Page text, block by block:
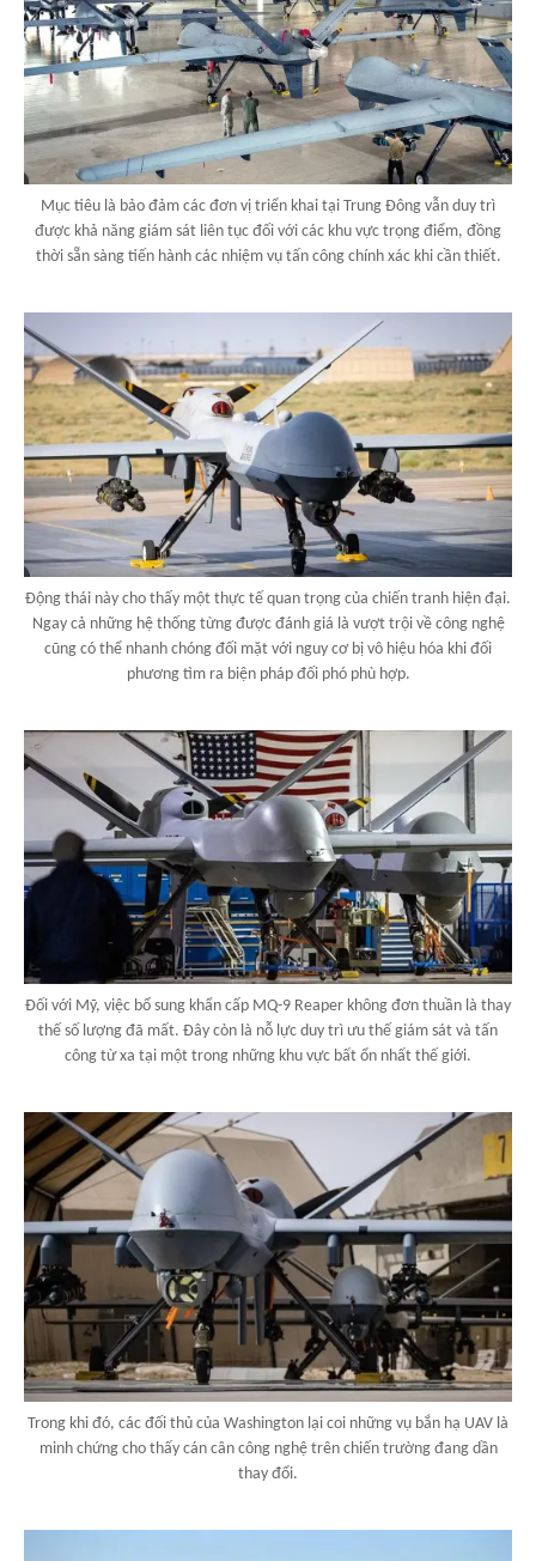
Mục tiêu là bảo đảm các đơn vị triển khai tại Trung Đông vẫn duy trì
được khả năng giám sát liên tục đối với các khu vực trọng điểm, đồng
thời sẵn sàng tiến hành các nhiệm vụ tấn công chính xác khi cần thiết.
Động thái này cho thấy một thực tế quan trọng của chiến tranh hiện đại.
Ngay cả những hệ thống từng được đánh giá là vượt trội về công nghệ
cũng có thể nhanh chóng đối mặt với nguy cơ bị vô hiệu hóa khi đối
phương tìm ra biện pháp đối phó phù hợp.
Đối với Mỹ, việc bổ sung khẩn cấp MQ-9 Reaper không đơn thuần là thay
thế số lượng đã mất. Đây còn là nỗ lực duy trì ưu thế giám sát và tấn
công từ xa tại một trong những khu vực bất ổn nhất thế giới.
Trong khi đó, các đối thủ của Washington lại coi những vụ bắn hạ UAV là
minh chứng cho thấy cán cân công nghệ trên chiến trường đang dần
thay đổi.